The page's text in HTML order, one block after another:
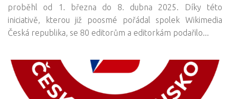
proběhl od 1. března do 8. dubna 2025. Díky této
iniciativě, kterou již poosmé pořádal spolek Wikimedia
Česká republika, se 80 editorům a editorkám podařilo...